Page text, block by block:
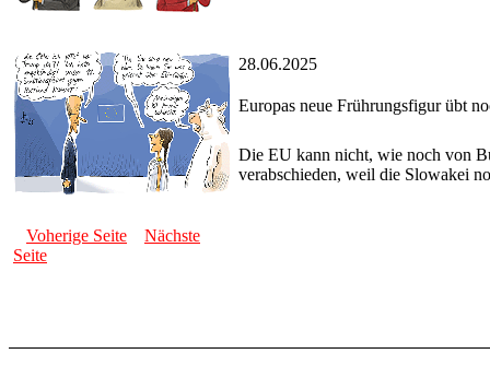
28.06.2025
Europas neue Frührungsfigur übt
Die EU kann nicht, wie noch von
verabschieden, weil die Slowakei
Voherige Seite
Nächste
Seite